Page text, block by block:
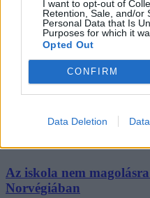
I want to opt-out of
Retention, Sale, and/or
Personal Data that Is
Purposes for which it
Opted Out
CONFIRM
Data Deletion
Nem is lehetne
baj az oktatással
Egyre többet hallani, hogy az
alkalmazkodnia a diákok egyéni
Ez a kép tökéletesen
Közoktatás
Az iskola nem
Norvégiában